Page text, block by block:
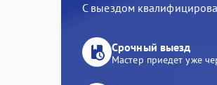
С выездом
Срочный выезд
Мастер приедет уже